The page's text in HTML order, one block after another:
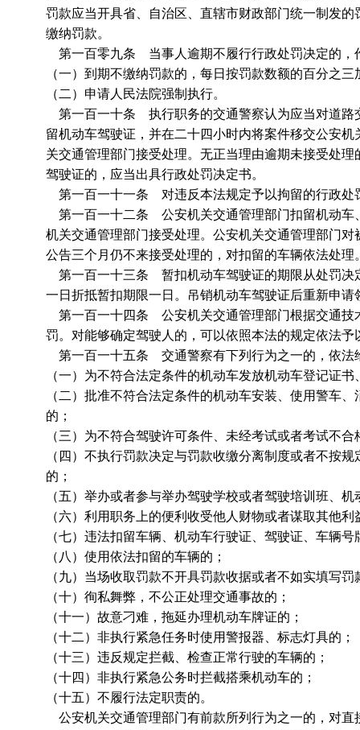
罚款应当开具省、自治区、直辖市财政部门统一制发
缴纳罚款。
第一百零九条 当事人逾期不履行行政处罚决定的，
（一）到期不缴纳罚款的，每日按罚款数额的百分之三
（二）申请人民法院强制执行。
第一百一十条 执行职务的交通警察认为应当对道路
留机动车驾驶证，并在二十四小时内将案件移交公安
关交通管理部门接受处理。无正当理由逾期未接受处
驾驶证的，应当出具行政处罚决定书。
第一百一十一条 对违反本法规定予以拘留的行政处
第一百一十二条 公安机关交通管理部门扣留机动车
机关交通管理部门接受处理。公安机关交通管理部门
公告三个月仍不来接受处理的，对扣留的车辆依法处理
第一百一十三条 暂扣机动车驾驶证的期限从处罚决
一日折抵暂扣期限一日。吊销机动车驾驶证后重新申
第一百一十四条 公安机关交通管理部门根据交通技
罚。对能够确定驾驶人的，可以依照本法的规定依法予
第一百一十五条 交通警察有下列行为之一的，依法
（一）为不符合法定条件的机动车发放机动车登记证
（二）批准不符合法定条件的机动车安装、使用警车
的；
（三）为不符合驾驶许可条件、未经考试或者考试不
（四）不执行罚款决定与罚款收缴分离制度或者不按
的；
（五）举办或者参与举办驾驶学校或者驾驶培训班、
（六）利用职务上的便利收受他人财物或者谋取其他利
（七）违法扣留车辆、机动车行驶证、驾驶证、车辆号
（八）使用依法扣留的车辆的；
（九）当场收取罚款不开具罚款收据或者不如实填写罚
（十）徇私舞弊，不公正处理交通事故的；
（十一）故意刁难，拖延办理机动车牌证的；
（十二）非执行紧急任务时使用警报器、标志灯具的；
（十三）违反规定拦截、检查正常行驶的车辆的；
（十四）非执行紧急公务时拦截搭乘机动车的；
（十五）不履行法定职责的。
公安机关交通管理部门有前款所列行为之一的，对